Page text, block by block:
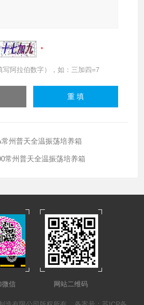
写阿拉伯数字），如：三加四=7
州普天全温振荡培养箱
常州普天全温振荡培养箱
微信 网站二维码